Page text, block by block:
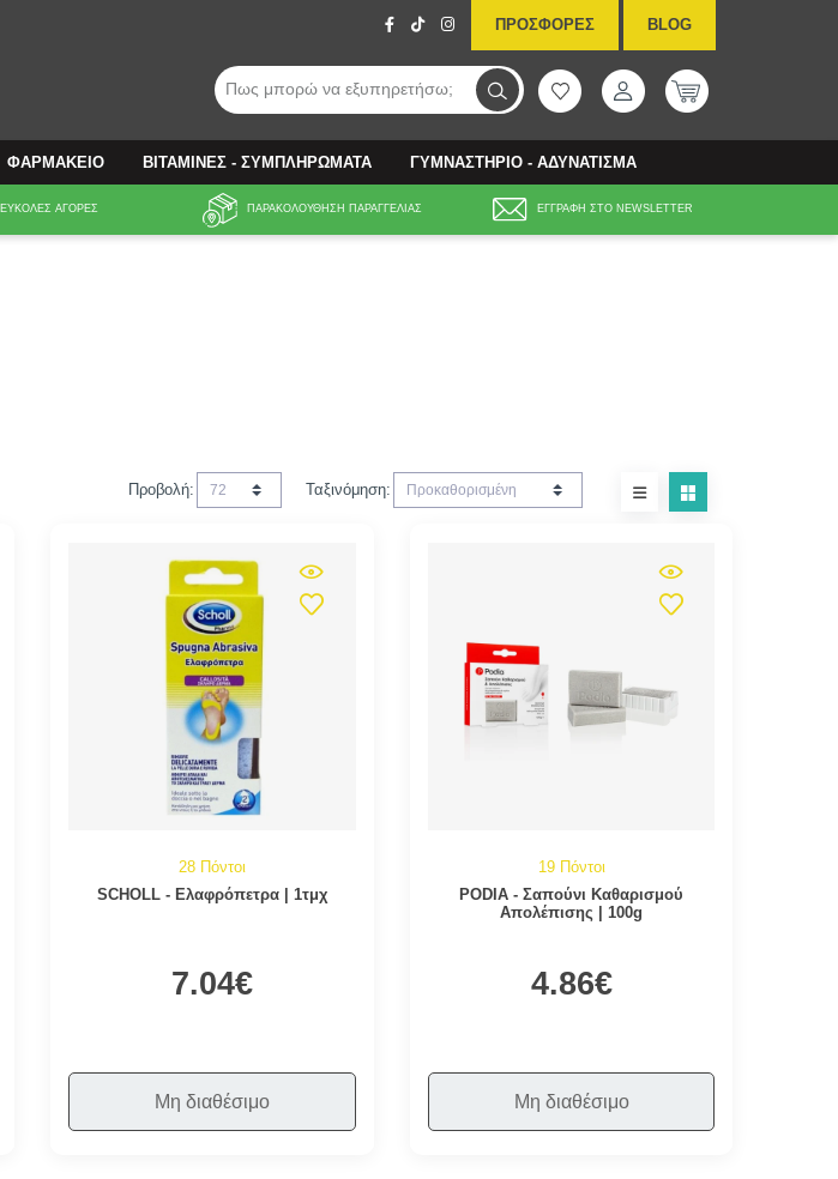
ΠΡΟΣΦΟΡΕΣ BLOG
Πως μπορώ να εξυπηρετήσω;
ΦΑΡΜΑΚΕΙΟ ΒΙΤΑΜΙΝΕΣ - ΣΥΜΠΛΗΡΩΜΑΤΑ ΓΥΜΝΑΣΤΗΡΙΟ - ΑΔΥΝΑΤΙΣΜΑ
ΕΥΚΟΛΕΣ ΑΓΟΡΕΣ ΠΑΡΑΚΟΛΟΥΘΗΣΗ ΠΑΡΑΓΓΕΛΙΑΣ ΕΓΓΡΑΦΗ ΣΤΟ NEWSLETTER
Προβολή: Ταξινόμηση:
28 Πόντοι
SCHOLL - Ελαφρόπετρα | 1τμχ
7.04€
Μη διαθέσιμο
19 Πόντοι
PODIA - Σαπούνι Καθαρισμού
Απολέπισης | 100g
4.86€
Μη διαθέσιμο